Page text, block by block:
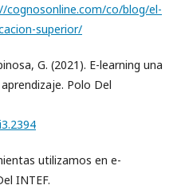
cognosonline.com/co/blog/el-
superior/
G. (2021). E-learning una
Polo Del
utilizamos en e-
INTEF.